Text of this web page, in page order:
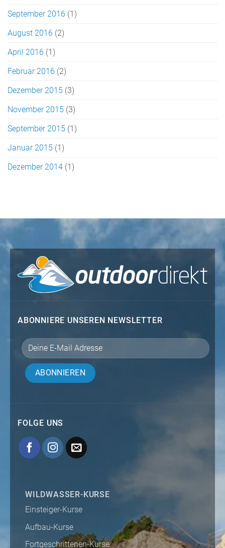
September 2016 (1)
August 2016 (2)
April 2016 (1)
Februar 2016 (2)
Dezember 2015 (3)
November 2015 (3)
September 2015 (1)
Januar 2015 (1)
Dezember 2014 (1)
ABONNIERE UNSEREN NEWSLETTER
FOLGE UNS
WILDWASSER-KURSE
Einsteiger-Kurse
Aufbau-Kurse
Fortgeschrittenen-Kurse